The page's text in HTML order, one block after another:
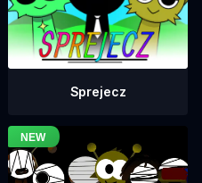
Sprejecz